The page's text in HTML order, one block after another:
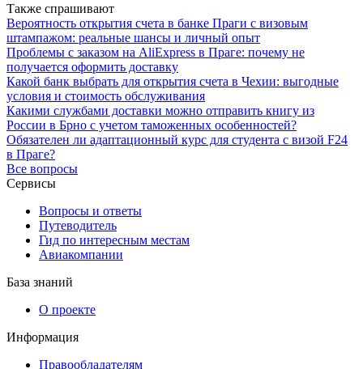
Также спрашивают
Вероятность открытия счета в банке Праги с визовым
штампажом: реальные шансы и личный опыт
Проблемы с заказом на AliExpress в Праге: почему не
получается оформить доставку
Какой банк выбрать для открытия счета в Чехии: выгодные
условия и стоимость обслуживания
Какими службами доставки можно отправить книгу из
России в Брно с учетом таможенных особенностей?
Обязателен ли адаптационный курс для студента с визой F24
в Праге?
Все вопросы
Сервисы
Вопросы и ответы
Путеводитель
Гид по интересным местам
Авиакомпании
База знаний
О проекте
Информация
Правообладателям